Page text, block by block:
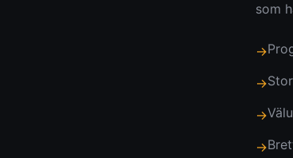
som
→
→
→
→